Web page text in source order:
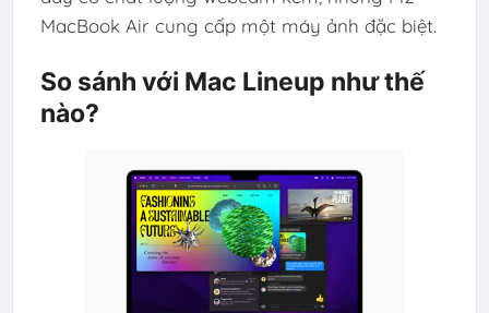
MacBook Air cung cấp một máy ảnh đặc biệt.
So sánh với Mac Lineup như thế
nào?